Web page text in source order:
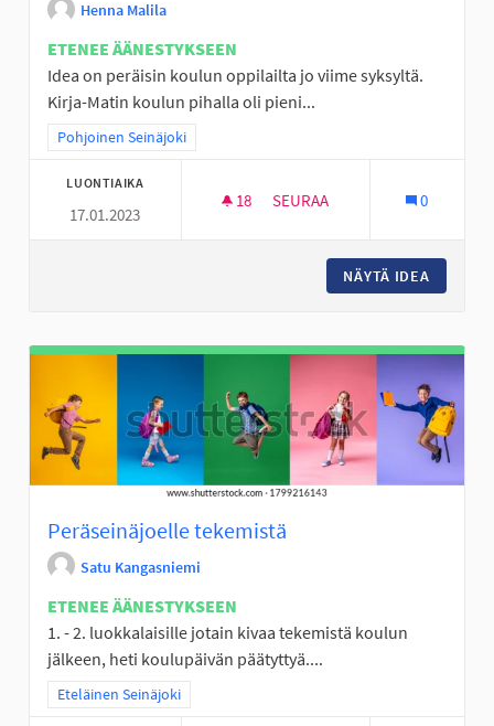
Henna Malila
ETENEE ÄÄNESTYKSEEN
Idea on peräisin koulun oppilailta jo viime syksyltä.
Kirja-Matin koulun pihalla oli pieni...
Rajaa tulokset teeman mukaan: Pohjoinen Seinäjoki
Pohjoinen Seinäjoki
LUONTIAIKA
17.01.2023
18 18 SEURAAJAA
SEURAA 0
NÄYTÄ IDEA
Peräseinäjoelle tekemistä
Satu Kangasniemi
ETENEE ÄÄNESTYKSEEN
1. - 2. luokkalaisille jotain kivaa tekemistä koulun
jälkeen, heti koulupäivän päätyttyä....
Rajaa tulokset teeman mukaan: Eteläinen Seinäjoki
Eteläinen Seinäjoki